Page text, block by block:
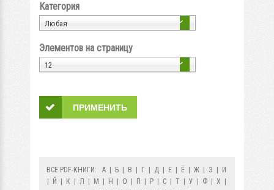
Категория
Любая
Элементов на страницу
12
ВСЕ PDF-КНИГИ: А Б В Г Д Е Ё Ж З
И
Й К Л М Н О П Р С Т У Ф Х